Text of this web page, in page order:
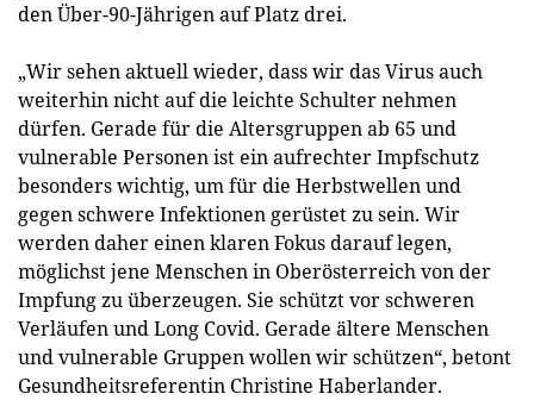
den Über-90-Jährigen auf Platz drei.
„Wir sehen aktuell wieder, dass wir das Virus auch
weiterhin nicht auf die leichte Schulter nehmen
dürfen. Gerade für die Altersgruppen ab 65 und
vulnerable Personen ist ein aufrechter Impfschutz
besonders wichtig, um für die Herbstwellen und
gegen schwere Infektionen gerüstet zu sein. Wir
werden daher einen klaren Fokus darauf legen,
möglichst jene Menschen in Oberösterreich von der
Impfung zu überzeugen. Sie schützt vor schweren
Verläufen und Long Covid. Gerade ältere Menschen
und vulnerable Gruppen wollen wir schützen“, betont
Gesundheitsreferentin Christine Haberlander.